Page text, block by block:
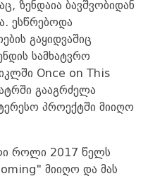
ზენდაია ბავშვობიდან
ესწრებოდა
გაყიდვაშიც
სამხატვრო
Once on This
გააგრძელა
პროექტში მიიღო
როლი 2017 წელს
მიიღო და მას